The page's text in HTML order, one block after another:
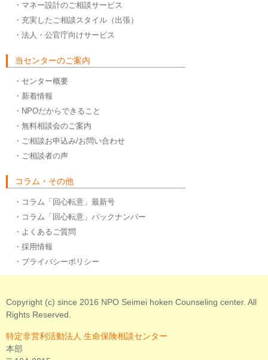
・マネー設計のご相談サービス
・充実したご相談スタイル（出張）
・法人・公官庁向けサービス
当センターのご案内
・センター概要
・新着情報
・NPOだからできること
・無料相談会のご案内
・ご相談お申込み/お問い合わせ
・ご相談者の声
コラム・その他
・コラム「回心転意」最新号
・コラム「回心転意」バックナンバー
・よくあるご質問
・採用情報
・プライバシーポリシー
Copyright (c) since 2016 NPO Seimei hoken Counseling center. All
Rights Reserved.
特定非営利活動法人 生命保険相談センター
本部